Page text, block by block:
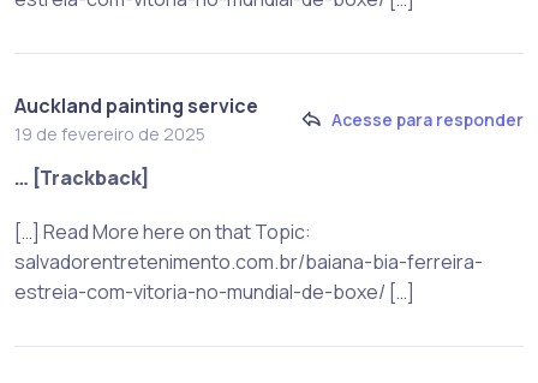
Auckland painting service
19 de fevereiro de 2025
Acesse para responder
… [Trackback]
[…] Read More here on that Topic:
salvadorentretenimento.com.br/baiana-bia-ferreira-
estreia-com-vitoria-no-mundial-de-boxe/ […]